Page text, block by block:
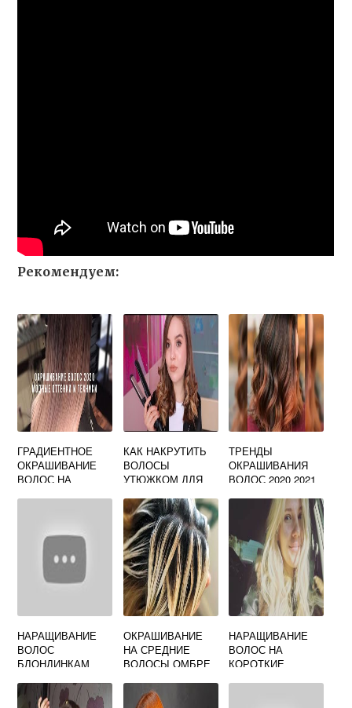
Рекомендуем:
ГРАДИЕНТНОЕ
ОКРАШИВАНИЕ
ВОЛОС НА
КАК НАКРУТИТЬ
ВОЛОСЫ
УТЮЖКОМ ДЛЯ
ТРЕНДЫ
ОКРАШИВАНИЯ
ВОЛОС 2020 2021
НАРАЩИВАНИЕ
ВОЛОС
БЛОНДИНКАМ
ОКРАШИВАНИЕ
НА СРЕДНИЕ
ВОЛОСЫ ОМБРЕ
НАРАЩИВАНИЕ
ВОЛОС НА
КОРОТКИЕ